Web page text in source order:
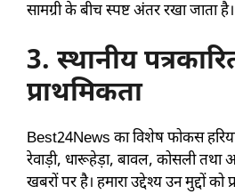
सामग्री के बीच स्पष्ट अंतर रखा जाता है।
3. स्थानीय
प्राथमिकता
Best24News का विशेष फोकस
रेवाड़ी, धारूहेड़ा, बावल, कोसली तथा
खबरों पर है। हमारा उद्देश्य उन मुद्दों